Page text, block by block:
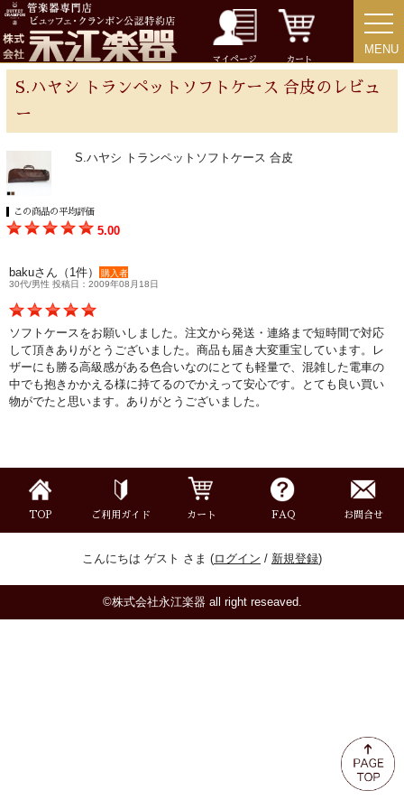
マイページ カート
MENU
MENU
S.ハヤシ トランペットソフトケース 合皮のレビュ
ー
S.ハヤシ トランペットソフトケース 合皮
この商品の平均評価
5.00
bakuさん（1件）
購入者
30代/男性 投稿日：2009年08月18日
ソフトケースをお願いしました。注文から発送・連絡まで短時間で対応
して頂きありがとうございました。商品も届き大変重宝しています。レ
ザーにも勝る高級感がある色合いなのにとても軽量で、混雑した電車の
中でも抱きかかえる様に持てるのでかえって安心です。とても良い買い
物がでたと思います。ありがとうございました。
TOP ご利用ガイド カート FAQ お問合せ
こんにちは ゲスト さま (ログイン / 新規登録)
©株式会社永江楽器 all right reseaved.
チューバ
アクセサリー
リガチャー＆キャップ
ストラップ
楽器ケース＆ケースカバー
楽器スタンド